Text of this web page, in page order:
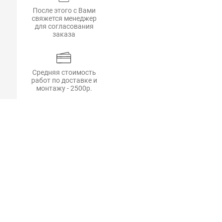
После этого с Вами
свяжется менеджер
для согласования
заказа
Средняя стоимость
работ по доставке и
монтажу - 2500р.